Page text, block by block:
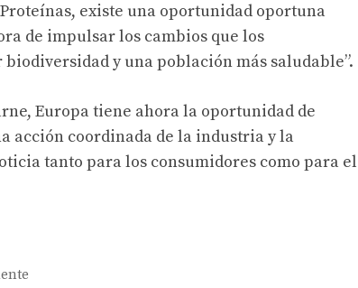
existe una oportunidad oportuna
de impulsar los cambios que los
y una población más saludable”.
Europa tiene ahora la oportunidad de
acción coordinada de la industria y la
tanto para los consumidores como para el